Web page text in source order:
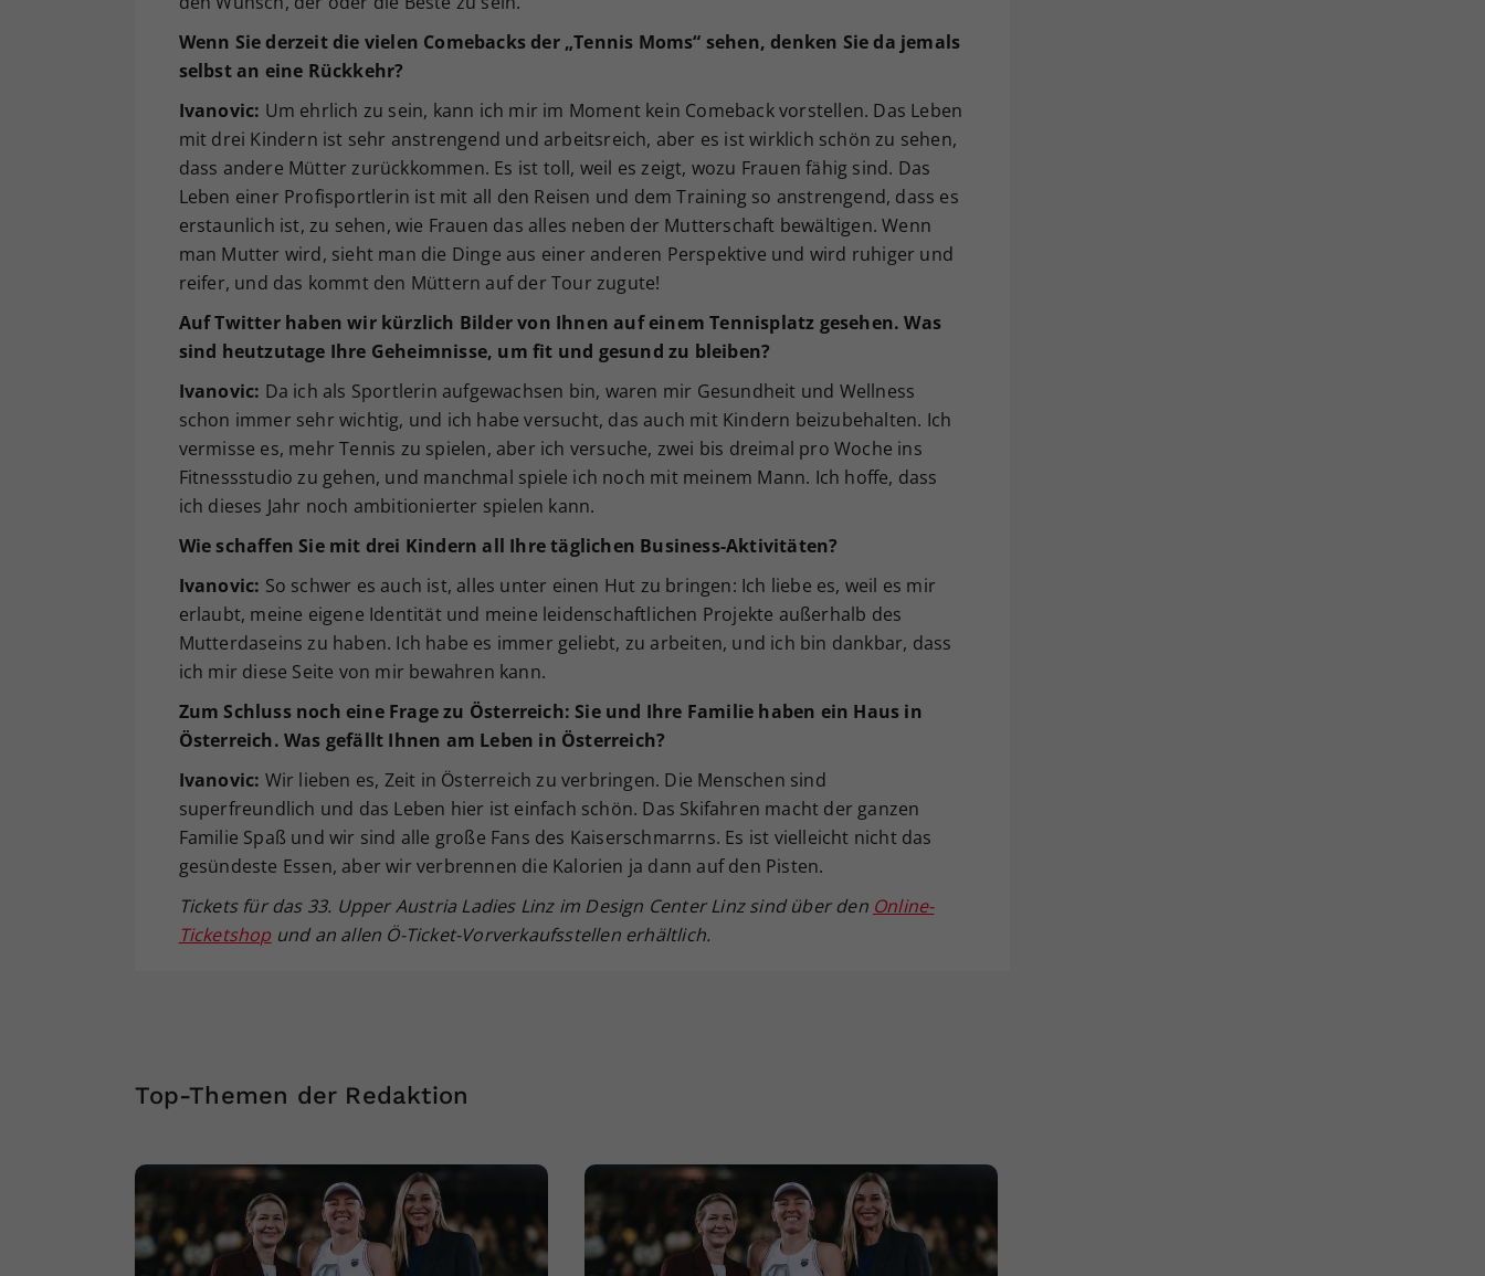
Wenn Sie derzeit die vielen Comebacks der „Tennis Moms“ sehen, denken Sie da jemals
selbst an eine Rückkehr?
Ivanovic: Um ehrlich zu sein, kann ich mir im Moment kein Comeback vorstellen. Das Leben
mit drei Kindern ist sehr anstrengend und arbeitsreich, aber es ist wirklich schön zu sehen,
dass andere Mütter zurückkommen. Es ist toll, weil es zeigt, wozu Frauen fähig sind. Das
Leben einer Profisportlerin ist mit all den Reisen und dem Training so anstrengend, dass es
erstaunlich ist, zu sehen, wie Frauen das alles neben der Mutterschaft bewältigen. Wenn
man Mutter wird, sieht man die Dinge aus einer anderen Perspektive und wird ruhiger und
reifer, und das kommt den Müttern auf der Tour zugute!
Auf Twitter haben wir kürzlich Bilder von Ihnen auf einem Tennisplatz gesehen. Was
sind heutzutage Ihre Geheimnisse, um fit und gesund zu bleiben?
Ivanovic: Da ich als Sportlerin aufgewachsen bin, waren mir Gesundheit und Wellness
schon immer sehr wichtig, und ich habe versucht, das auch mit Kindern beizubehalten. Ich
vermisse es, mehr Tennis zu spielen, aber ich versuche, zwei bis dreimal pro Woche ins
Fitnessstudio zu gehen, und manchmal spiele ich noch mit meinem Mann. Ich hoffe, dass
ich dieses Jahr noch ambitionierter spielen kann.
Wie schaffen Sie mit drei Kindern all Ihre täglichen Business-Aktivitäten?
Ivanovic: So schwer es auch ist, alles unter einen Hut zu bringen: Ich liebe es, weil es mir
erlaubt, meine eigene Identität und meine leidenschaftlichen Projekte außerhalb des
Mutterdaseins zu haben. Ich habe es immer geliebt, zu arbeiten, und ich bin dankbar, dass
ich mir diese Seite von mir bewahren kann.
Zum Schluss noch eine Frage zu Österreich: Sie und Ihre Familie haben ein Haus in
Österreich. Was gefällt Ihnen am Leben in Österreich?
Ivanovic: Wir lieben es, Zeit in Österreich zu verbringen. Die Menschen sind
superfreundlich und das Leben hier ist einfach schön. Das Skifahren macht der ganzen
Familie Spaß und wir sind alle große Fans des Kaiserschmarrns. Es ist vielleicht nicht das
gesündeste Essen, aber wir verbrennen die Kalorien ja dann auf den Pisten.
Tickets für das 33. Upper Austria Ladies Linzim Design Center Linz sind über den Online-
Ticketshop und an allen Ö-Ticket-Vorverkaufsstellen erhältlich.
Top-Themen der Redaktion